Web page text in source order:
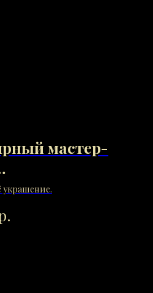
мастер-
по
украшение.